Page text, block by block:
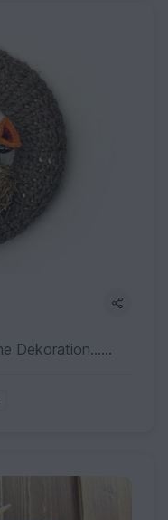
Diese Kränze sind eine hübsche Dekoration…der Wandschmuck verschönert Deine Räume…..